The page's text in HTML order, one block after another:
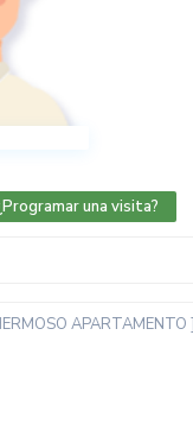
una visita?